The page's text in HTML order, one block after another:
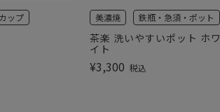
ップ
茶楽 洗いやすいポット ホワ
イト
美濃焼 鉄瓶・急須・ポット
¥3,300 税込